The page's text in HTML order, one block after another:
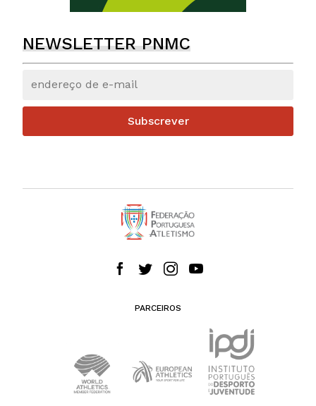
NEWSLETTER PNMC
Subscrever
PARCEIROS